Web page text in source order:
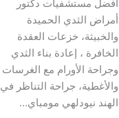
افضل مستشفيات دكتور
أمراض الثدي الحميدة
والخبيثة، خزعات العقدة
الخافرة ، إعادة بناء الثدي
وجراحة الأورام مع الغرسات
والأغطية، جراحة التناظر في
الهند نيودلهي مومباي…